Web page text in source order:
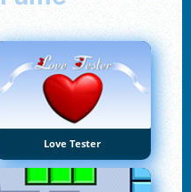
Love Tester